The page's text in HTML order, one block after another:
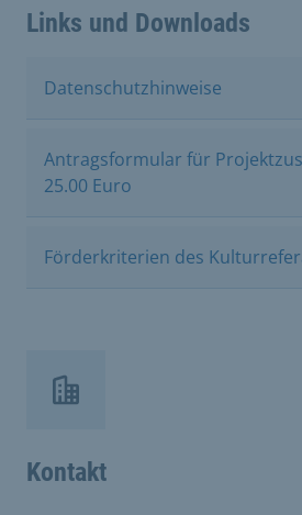
Links und Downloads
Datenschutzhinweise
Antragsformular für
25.00 Euro
Förderkriterien des
Kontakt